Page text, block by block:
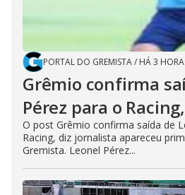
PORTAL DO GREMISTA/ HÁ 3
Grêmio confirma
Pérez para o
O post Grêmio confirma saída de
Racing, diz jornalista apareceu
Gremista. Leonel Pérez...